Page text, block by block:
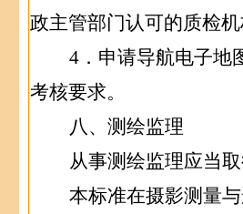
政主管部门认可的质检
4．申请导航电子地
考核要求。
八 、测绘监理
从事测绘监理应当
本标准在摄影测量